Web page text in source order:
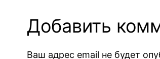
Добавить
Ваш адрес email не будет